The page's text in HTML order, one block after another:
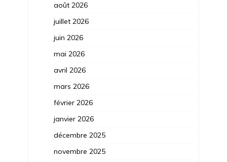
août 2026
juillet 2026
juin 2026
mai 2026
avril 2026
mars 2026
février 2026
janvier 2026
décembre 2025
novembre 2025